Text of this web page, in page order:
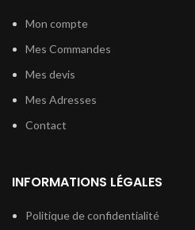
Mon compte
Mes Commandes
Mes devis
Mes Adresses
Contact
INFORMATIONS LÉGALES
Politique de confidentialité